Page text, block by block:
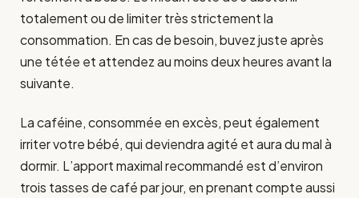
totalement ou de limiter très strictement la
consommation. En cas de besoin, buvez juste après
une tétée et attendez au moins deux heures avant la
suivante.
La caféine, consommée en excès, peut également
irriter votre bébé, qui deviendra agité et aura du mal à
dormir. L’apport maximal recommandé est d’environ
trois tasses de café par jour, en prenant compte aussi